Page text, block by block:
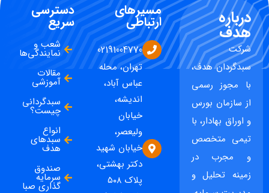
درباره
هدف
شرکت
سبدگردان هدف،
با مجوز رسمی
از سازمان بورس
و اوراق بهادار، با
تیمی متخصص
و مجرب در
زمینه تحلیل و
مسیرهای
ارتباطی
02191004770
تهران، محله
عباس آباد،
اندیشه،
خیابان
ولیعصر،
خیابان شهید
دکتر بهشتی،
پلاک ۵۰۸
دسترسی
سریع
شعب و
نمایندگی‌ها
مقالات
آموزشی
سبدگردانی
چیست؟
انواع
سبدهای
هدف
صندوق
سرمایه
گذاری صبا